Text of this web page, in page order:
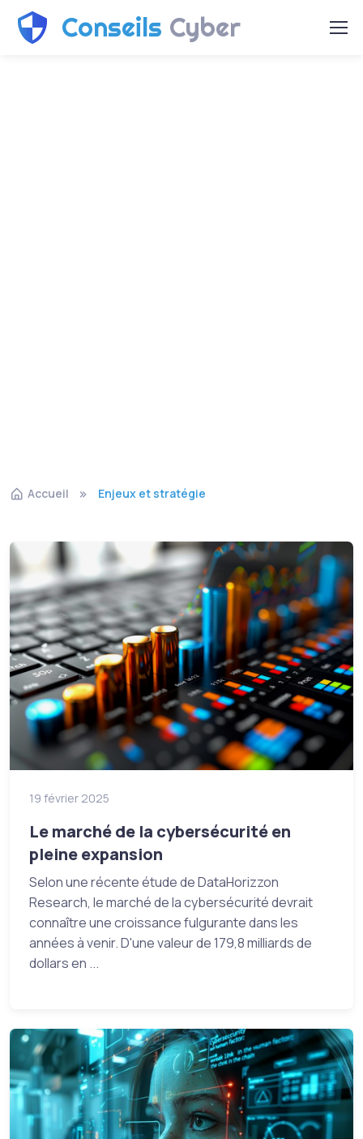
Conseils Cyber
Accueil Enjeux et stratégie
19 février 2025
Le marché de la cybersécurité en
pleine expansion
Selon une récente étude de DataHorizzon
Research, le marché de la cybersécurité devrait
connaître une croissance fulgurante dans les
années à venir. D'une valeur de 179,8 milliards de
dollars en ...